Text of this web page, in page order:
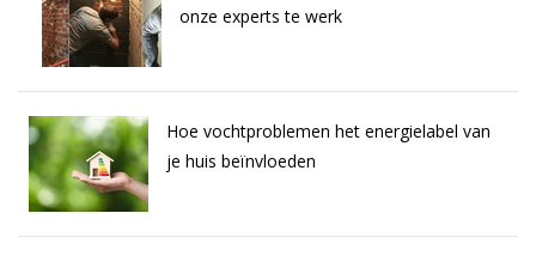
onze experts te werk
Hoe vochtproblemen het energielabel van
je huis beïnvloeden